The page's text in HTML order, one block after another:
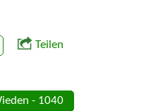
Teilen
- 1040